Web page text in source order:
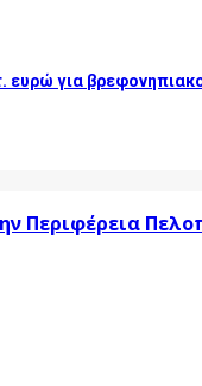
ευρώ για
Περιφέρεια